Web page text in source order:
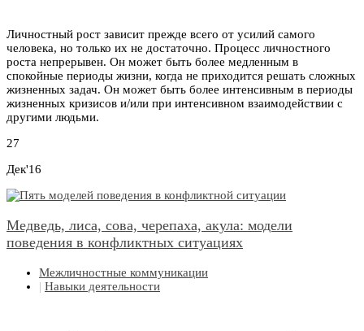
Личностный рост зависит прежде всего от усилий самого
человека, но только их не достаточно. Процесс личностного
роста непрерывен. Он может быть более медленным в
спокойные периоды жизни, когда не приходится решать сложных
жизненных задач. Он может быть более интенсивным в периоды
жизненных кризисов и/или при интенсивном взаимодействии с
другими людьми.
27
Дек'16
Медведь, лиса, сова, черепаха, акула: модели
поведения в конфликтных ситуациях
Межличностные коммуникации
| Навыки деятельности